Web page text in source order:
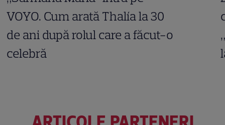
VOYO. Cum arată Thalía la 30
de ani după rolul care a făcut-o
celebră